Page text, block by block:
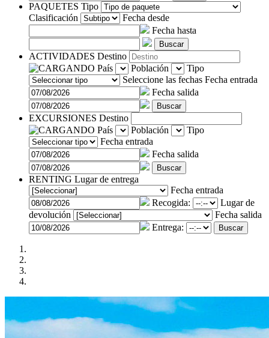
PAQUETES Tipo
Clasificación
Fecha desde
Fecha hasta
Buscar
ACTIVIDADES Destino
País
Población
Tipo
Seleccione las fechas Fecha entrada
Fecha salida
Buscar
EXCURSIONES Destino
País
Población
Tipo
Fecha entrada
Fecha salida
RENTING Lugar de entrega
Fecha entrada
Recogida:
Lugar de
devolución
Fecha salida
Entrega:
Buscar